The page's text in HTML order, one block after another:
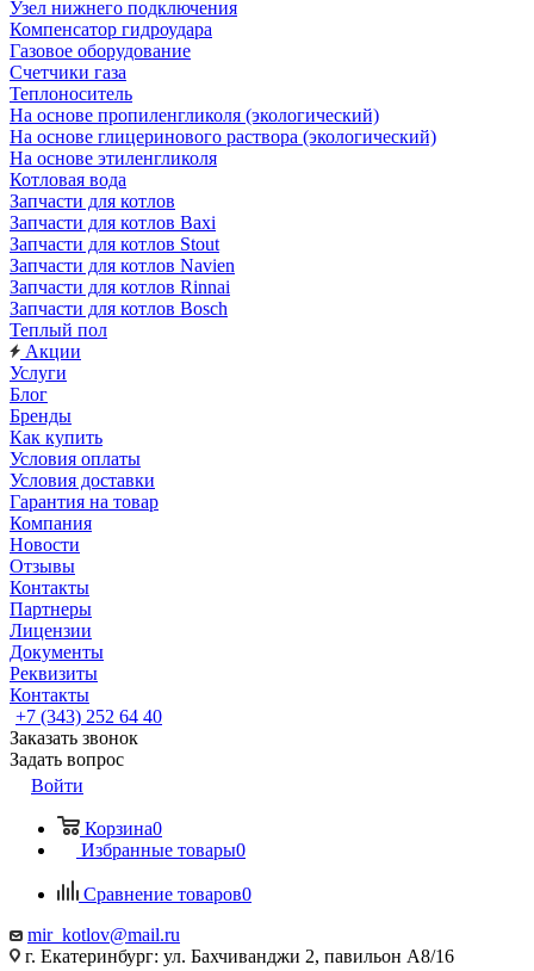
Узел нижнего подключения
Компенсатор гидроудара
Газовое оборудование
Счетчики газа
Теплоноситель
На основе пропиленгликоля (экологический)
На основе глицеринового раствора (экологический)
На основе этиленгликоля
Котловая вода
Запчасти для котлов
Запчасти для котлов Baxi
Запчасти для котлов Stout
Запчасти для котлов Navien
Запчасти для котлов Rinnai
Запчасти для котлов Bosch
Теплый пол
Акции
Услуги
Блог
Бренды
Как купить
Условия оплаты
Условия доставки
Гарантия на товар
Компания
Новости
Отзывы
Контакты
Партнеры
Лицензии
Документы
Реквизиты
Контакты
+7 (343) 252 64 40
Заказать звонок
Задать вопрос
Войти
Корзина0
Избранные товары0
Сравнение товаров0
mir_kotlov@mail.ru
г. Екатеринбург: ул. Бахчиванджи 2, павильон А8/16